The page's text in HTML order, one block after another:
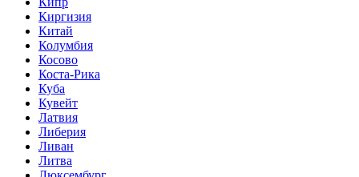
Киргизия
Китай
Колумбия
Косово
Коста-Рика
Куба
Кувейт
Латвия
Либерия
Ливан
Литва